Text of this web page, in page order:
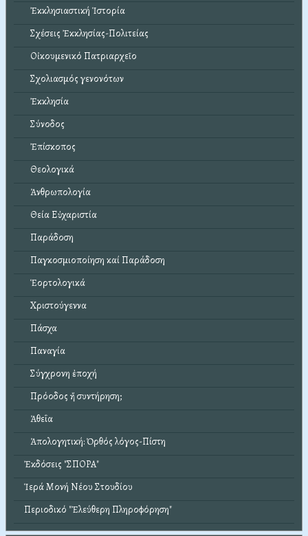
Ἐκκλησιαστική Ἱστορία
Σχέσεις Ἐκκλησίας-Πολιτείας
Οἰκουμενικό Πατριαρχεῖο
Σχολιασμός γενονότων
Ἐκκλησία
Σύνοδος
Ἐπίσκοπος
Θεολογικά
Ἀνθρωπολογία
Θεία Εὐχαριστία
Παράδοση
Παγκοσμιοποίηση καί Παράδοση
Ἑορτολογικά
Χριστούγεννα
Πάσχα
Παναγία
Σύγχρονη ἐποχή
Πρόοδος ἤ συντήρηση;
Ἀθεΐα
Ἀπολογητική: Ὀρθός λόγος-Πίστη
Ἐκδόσεις "ΣΠΟΡΑ"
Ἱερά Μονή Νέου Στουδίου
Περιοδικό "Ἐλεύθερη Πληροφόρηση"